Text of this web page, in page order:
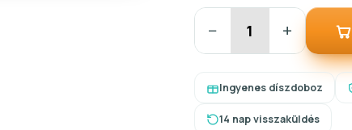
− +
Ingyenes díszdoboz
14 nap visszaküldés